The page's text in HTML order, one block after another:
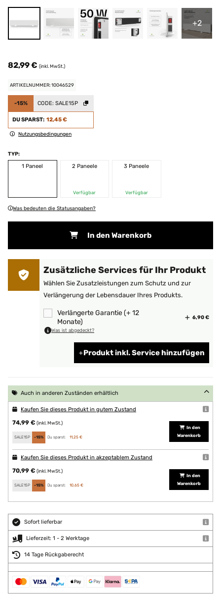
+2
82,99 € (inkl. MwSt.)
ARTIKELNUMMER: 10046529
-15% CODE: SALE15P
DU SPARST: 12,45 €
Nutzungsbedingungen
TYP:
1 Paneel
2 Paneele
Verfügbar
3 Paneele
Verfügbar
Was bedeuten die Statusangaben?
In den Warenkorb
Zusätzliche Services für Ihr Produkt
Wählen Sie Zusatzleistungen zum Schutz und zur
Verlängerung der Lebensdauer Ihres Produkts.
Verlängerte Garantie (+ 12
Monate)
6,90 €
Was ist abgedeckt?
Produkt inkl. Service hinzufügen
Auch in anderen Zuständen erhältlich
Kaufen Sie dieses Produkt in gutem Zustand
74,99 € (inkl. MwSt.)
SALE15P -15% Du sparst: 11,25 €
In den
Warenkorb
Kaufen Sie dieses Produkt in akzeptablem Zustand
70,99 € (inkl. MwSt.)
SALE15P -15% Du sparst: 10,65 €
In den
Warenkorb
Sofort lieferbar
Lieferzeit: 1 - 2 Werktage
14 Tage Rückgaberecht